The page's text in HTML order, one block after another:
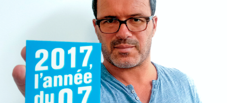
EN
CAMPAGNE
La mission
Les soutiens
Les actus
RENDEZ-VOUS
SOLIDAIRES